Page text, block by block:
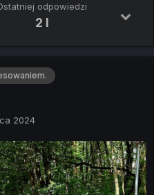
odpowiedzi
2 l
2024